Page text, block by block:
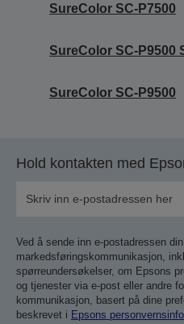
SureColor SC-P7500
SureColor SC-P9500
SureColor SC-P9500
Hold kontakten med
Ved å sende inn e-postadressen
markedsføringskommunikasjon,
spørreundersøkelser, om Epsons
og tjenester via e-post eller andre
kommunikasjon, basert på dine
beskrevet i Epsons